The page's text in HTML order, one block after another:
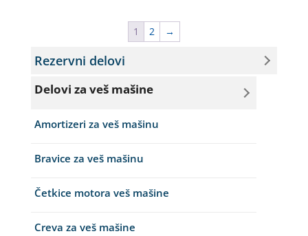
1 2 →
Rezervni delovi
Delovi za veš mašine
Amortizeri za veš mašinu
Bravice za veš mašinu
Četkice motora veš mašine
Creva za veš mašine